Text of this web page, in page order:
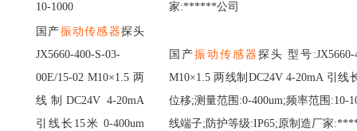
10-1000
家:******公司
国产振动传感器探头
JX5660-400-S-03-
00E/15-02 M10×1.5 两
线制DC24V 4-20mA
引线长15米 0-400um
国产振动传感器 探头 型号
M10×1.5 两线制DC24V 4-20mA 引线
位移;测量范围:0-400um;频率范围:10-
线端子;防护等级:IP65;原制造厂家